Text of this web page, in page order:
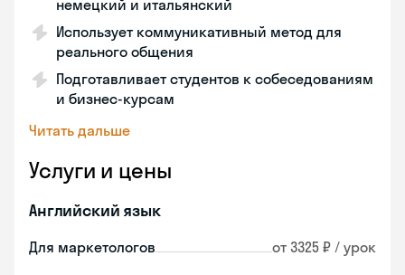
немецкий и итальянский
Использует коммуникативный метод для
реального общения
Подготавливает студентов к собеседованиям
и бизнес-курсам
Читать дальше
Услуги и цены
Английский язык
Для маркетологов от 3325 ₽ / урок